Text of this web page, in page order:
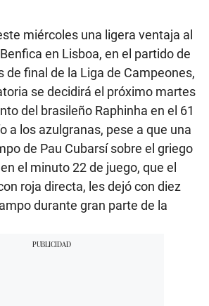
miércoles una ligera ventaja al
en Lisboa, en el partido de
de final de la Liga de Campeones,
se decidirá el próximo martes
del brasileño Raphinha en el 61
a los azulgranas, pese a que una
de Pau Cubarsí sobre el griego
el minuto 22 de juego, que el
roja directa, les dejó con diez
durante gran parte de la